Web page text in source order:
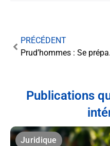
PRÉCÉDENT
Publications
Juridique